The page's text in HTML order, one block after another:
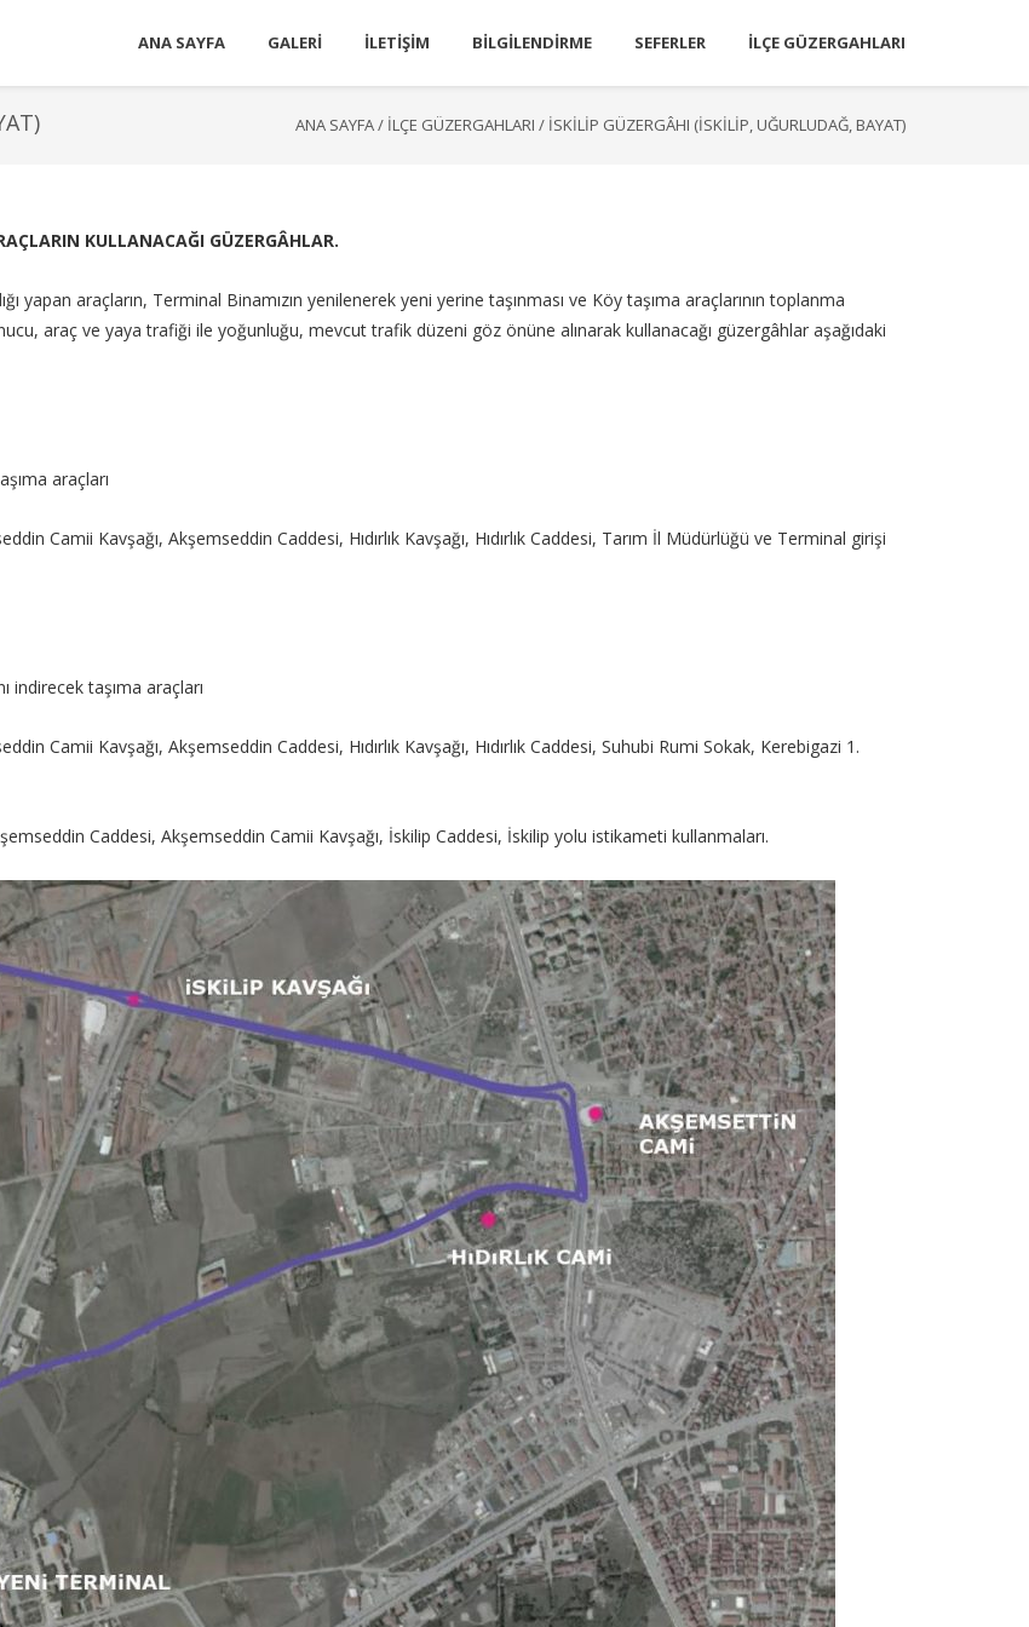
ANA SAYFA GALERI İLETIŞIM BILGILENDIRME SEFERLER İLÇE GÜZERGAHLARI
ANA SAYFA/ İLÇE GÜZERGAHLARI / İSKILIP GÜZERGÂHI (İSKILIP, UĞURLUDAĞ, BAYAT)
KULLANACAĞI GÜZERGÂHLAR.
yapan araçların, Terminal Binamızın yenilenerek yeni yerine taşınması ve Köy taşıma araçlarının toplanma
araç ve yaya trafiği ile yoğunluğu, mevcut trafik düzeni göz önüne alınarak kullanacağı güzergâhlar aşağıdaki
araçları
Camii Kavşağı, Akşemseddin Caddesi, Hıdırlık Kavşağı, Hıdırlık Caddesi, Tarım İl Müdürlüğü ve Terminal girişi
indirecek taşıma araçları
Camii Kavşağı, Akşemseddin Caddesi, Hıdırlık Kavşağı, Hıdırlık Caddesi, Suhubi Rumi Sokak, Kerebigazi 1.
Caddesi, Akşemseddin Camii Kavşağı, İskilip Caddesi, İskilip yolu istikameti kullanmaları.